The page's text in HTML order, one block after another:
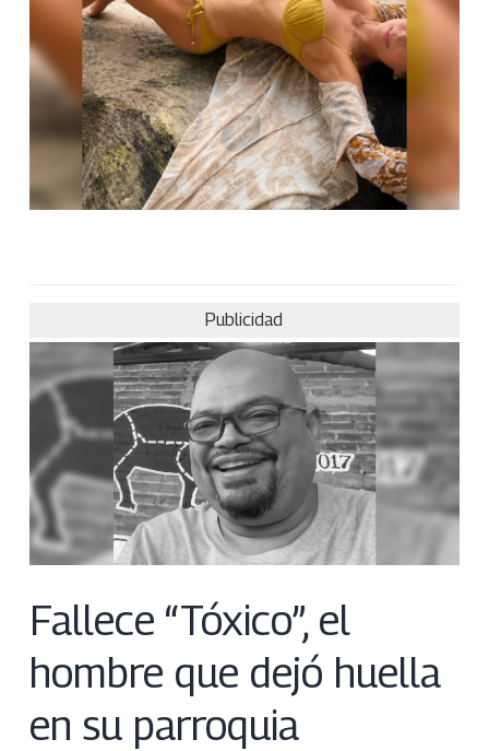
Publicidad
Fallece “Tóxico”, el
hombre que dejó huella
en su parroquia